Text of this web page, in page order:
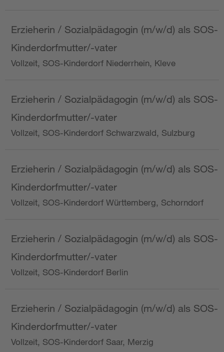
Erzieherin / Sozialpädagogin (m/w/d) als SOS-
Kinderdorfmutter/-vater
Vollzeit, SOS-Kinderdorf Niederrhein, Kleve
Erzieherin / Sozialpädagogin (m/w/d) als SOS-
Kinderdorfmutter/-vater
Vollzeit, SOS-Kinderdorf Schwarzwald, Sulzburg
Erzieherin / Sozialpädagogin (m/w/d) als SOS-
Kinderdorfmutter/-vater
Vollzeit, SOS-Kinderdorf Württemberg, Schorndorf
Erzieherin / Sozialpädagogin (m/w/d) als SOS-
Kinderdorfmutter/-vater
Vollzeit, SOS-Kinderdorf Berlin
Erzieherin / Sozialpädagogin (m/w/d) als SOS-
Kinderdorfmutter/-vater
Vollzeit, SOS-Kinderdorf Saar, Merzig